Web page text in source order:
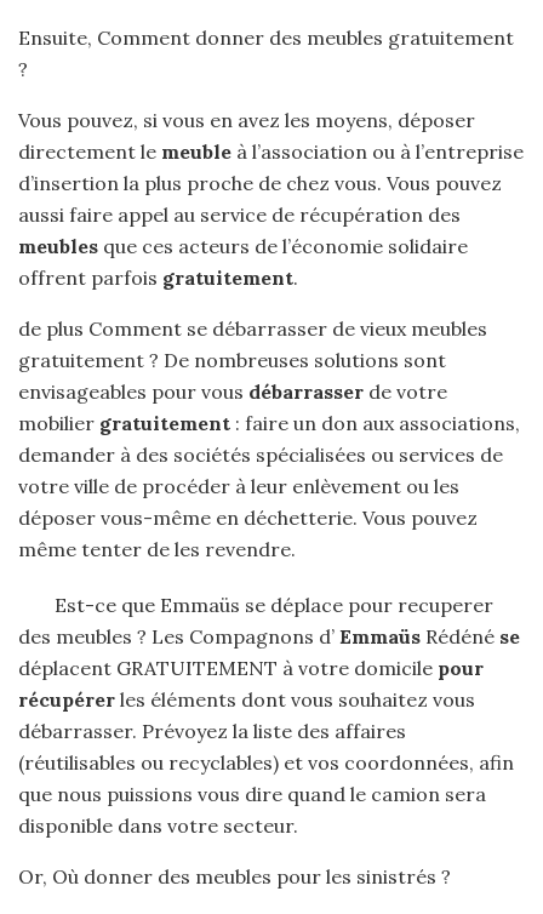
Ensuite, Comment donner des meubles gratuitement
?
Vous pouvez, si vous en avez les moyens, déposer
directement le meuble à l’association ou à l’entreprise
d’insertion la plus proche de chez vous. Vous pouvez
aussi faire appel au service de récupération des
meubles que ces acteurs de l’économie solidaire
offrent parfois gratuitement.
de plus Comment se débarrasser de vieux meubles
gratuitement ? De nombreuses solutions sont
envisageables pour vous débarrasser de votre
mobilier gratuitement : faire un don aux associations,
demander à des sociétés spécialisées ou services de
votre ville de procéder à leur enlèvement ou les
déposer vous-même en déchetterie. Vous pouvez
même tenter de les revendre.
Est-ce que Emmaüs se déplace pour recuperer
des meubles ? Les Compagnons d’ Emmaüs Rédéné se
déplacent GRATUITEMENT à votre domicile pour
récupérer les éléments dont vous souhaitez vous
débarrasser. Prévoyez la liste des affaires
(réutilisables ou recyclables) et vos coordonnées, afin
que nous puissions vous dire quand le camion sera
disponible dans votre secteur.
Or, Où donner des meubles pour les sinistrés ?